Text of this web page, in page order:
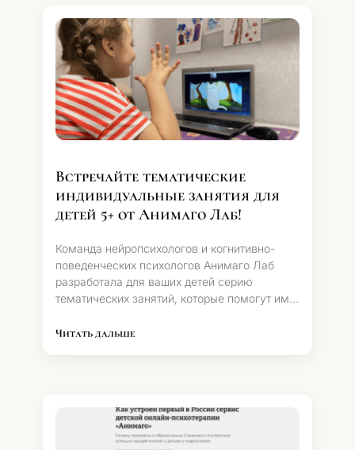
Встречайте тематические
индивидуальные занятия для
детей 5+ от Анимаго Лаб!
Команда нейропсихологов и когнитивно-
поведенческих психологов Анимаго Лаб
разработала для ваших детей серию
тематических занятий, которые помогут им
вещах в жизни.
Читать дальше